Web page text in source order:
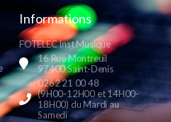
Informations
FOTELEC Inst Musique
16 Rue Montreuil
97400 Saint-Denis
0262 21 00 48
(9H00-12H00 et 14H00-
18H00) du Mardi au
Samedi